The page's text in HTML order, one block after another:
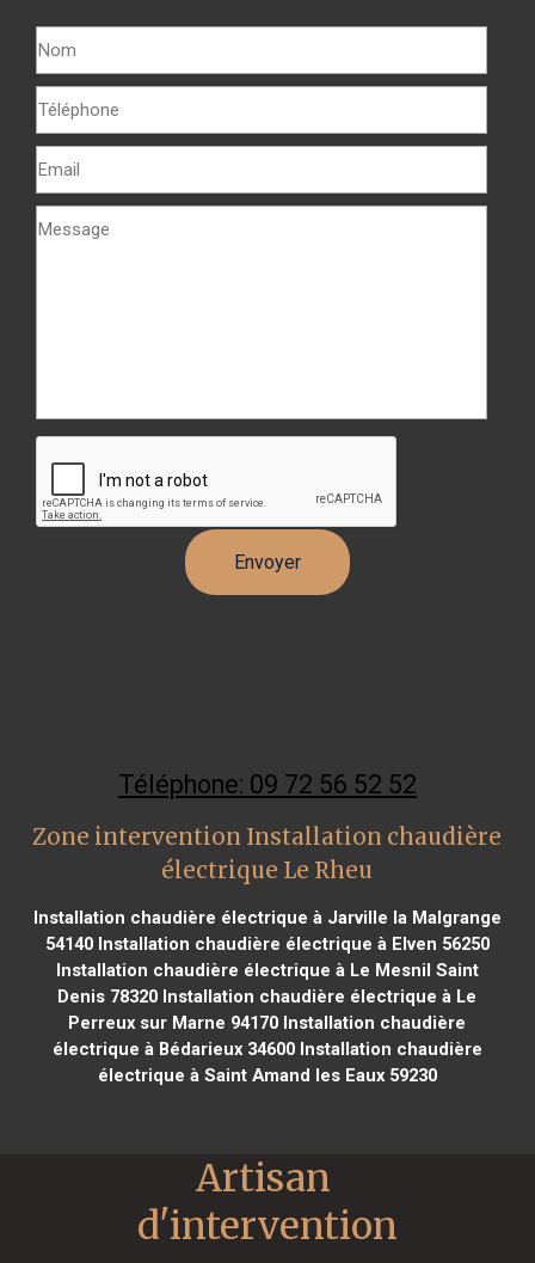
Téléphone: 09 72 56 52 52
Zone intervention Installation chaudière
électrique Le Rheu
Installation chaudière électrique à Jarville la Malgrange
54140Installation chaudière électrique à Elven 56250
Installation chaudière électrique à Le Mesnil Saint
Denis 78320 Installation chaudière électrique à Le
Perreux sur Marne 94170 Installation chaudière
électrique à Bédarieux 34600Installation chaudière
électrique à Saint Amand les Eaux 59230
Artisan
d'intervention